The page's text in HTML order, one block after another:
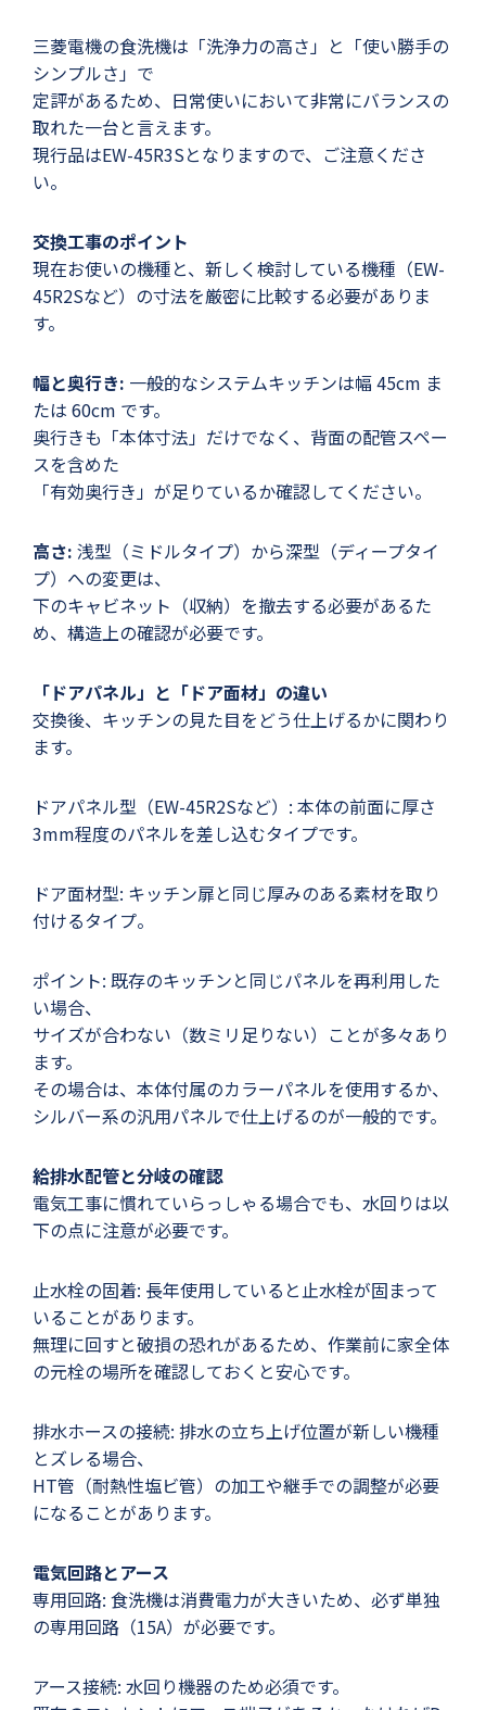
三菱電機の食洗機は「洗浄力の高さ」と「使い勝手の
シンプルさ」で
定評があるため、日常使いにおいて非常にバランスの
取れた一台と言えます。
現行品はEW-45R3Sとなりますので、ご注意くださ
い。
交換工事のポイント
現在お使いの機種と、新しく検討している機種（EW-
45R2Sなど）の寸法を厳密に比較する必要がありま
す。
幅と奥行き: 一般的なシステムキッチンは幅 45cm ま
たは 60cm です。
奥行きも「本体寸法」だけでなく、背面の配管スペー
スを含めた
「有効奥行き」が足りているか確認してください。
高さ: 浅型（ミドルタイプ）から深型（ディープタイ
プ）への変更は、
下のキャビネット（収納）を撤去する必要があるた
め、構造上の確認が必要です。
「ドアパネル」と「ドア面材」の違い
交換後、キッチンの見た目をどう仕上げるかに関わり
ます。
ドアパネル型（EW-45R2Sなど）: 本体の前面に厚さ
3mm程度のパネルを差し込むタイプです。
ドア面材型: キッチン扉と同じ厚みのある素材を取り
付けるタイプ。
ポイント: 既存のキッチンと同じパネルを再利用した
い場合、
サイズが合わない（数ミリ足りない）ことが多々あり
ます。
その場合は、本体付属のカラーパネルを使用するか、
シルバー系の汎用パネルで仕上げるのが一般的です。
給排水配管と分岐の確認
電気工事に慣れていらっしゃる場合でも、水回りは以
下の点に注意が必要です。
止水栓の固着: 長年使用していると止水栓が固まって
いることがあります。
無理に回すと破損の恐れがあるため、作業前に家全体
の元栓の場所を確認しておくと安心です。
排水ホースの接続: 排水の立ち上げ位置が新しい機種
とズレる場合、
HT管（耐熱性塩ビ管）の加工や継手での調整が必要
になることがあります。
電気回路とアース
専用回路: 食洗機は消費電力が大きいため、必ず単独
の専用回路（15A）が必要です。
アース接続: 水回り機器のため必須です。